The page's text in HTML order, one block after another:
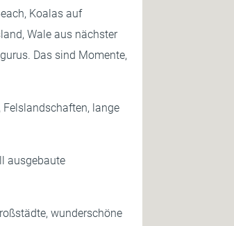
Koalas auf
Wale aus nächster
Das sind Momente,
lange
ausgebaute
wunderschöne